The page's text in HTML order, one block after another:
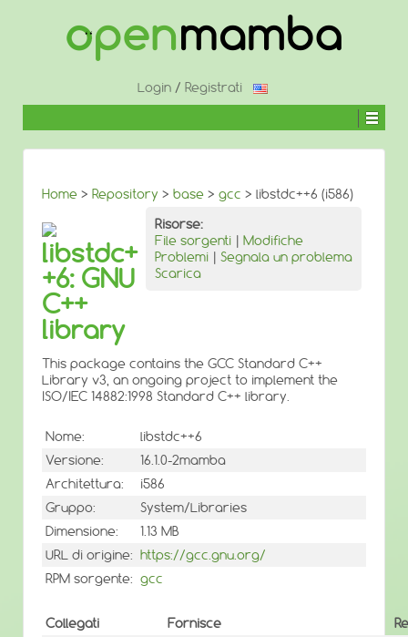
CONTENUTO
Login / Registrati
Home > Repository > base > gcc > libstdc++6 (i586)
Risorse:
File sorgenti | Modifiche
Problemi | Segnala un problema
Scarica
libstdc+
+6: GNU
C++
library
This package contains the GCC Standard C++
Library v3, an ongoing project to implement the
ISO/IEC 14882:1998 Standard C++ library.
Nome:
libstdc++6
Versione:
16.1.0-2mamba
Architettura:
i586
Gruppo:
System/Libraries
Dimensione:
1.13 MB
URL di origine: https://gcc.gnu.org/
RPM sorgente: gcc
Collegati Fornisce